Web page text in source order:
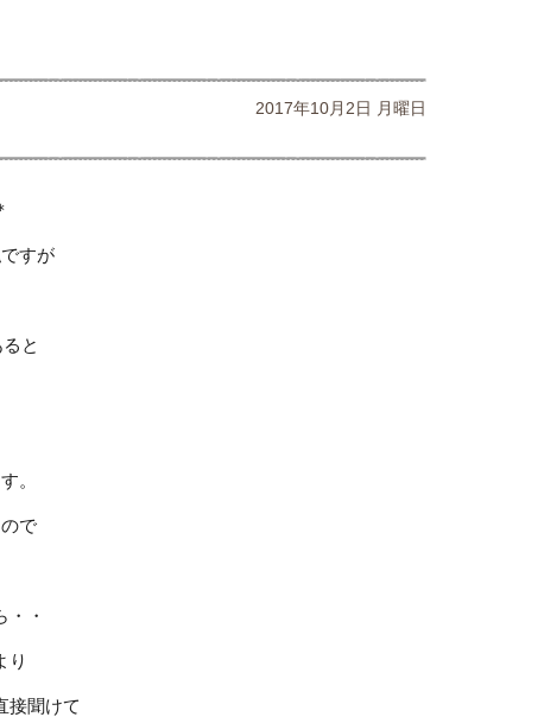
2017年10月2日 月曜日
すが
と
。
で
・
り
接聞けて